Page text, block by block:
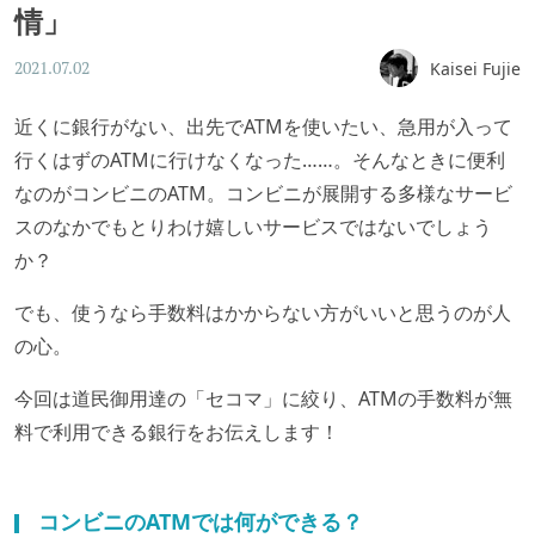
情」
2021.07.02 Kaisei Fujie
近くに銀行がない、出先でATMを使いたい、急用が入って
行くはずのATMに行けなくなった……。そんなときに便利
なのがコンビニのATM。コンビニが展開する多様なサービ
スのなかでもとりわけ嬉しいサービスではないでしょう
か？
でも、使うなら手数料はかからない方がいいと思うのが人
の心。
今回は道民御用達の「セコマ」に絞り、ATMの手数料が無
料で利用できる銀行をお伝えします！
コンビニのATMでは何ができる？